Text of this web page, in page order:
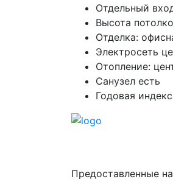
Отдельный
Высота
Отделка:
Электросеть
Отопление:
Санузел есть
Годовая
Предоставленные